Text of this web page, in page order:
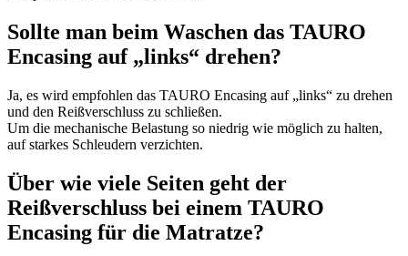
Sollte man beim Waschen das TAURO
Encasing auf „links“ drehen?
Ja, es wird empfohlen das TAURO Encasing auf „links“ zu drehen
und den Reißverschluss zu schließen.
Um die mechanische Belastung so niedrig wie möglich zu halten,
auf starkes Schleudern verzichten.
Über wie viele Seiten geht der
Reißverschluss bei einem TAURO
Encasing für die Matratze?